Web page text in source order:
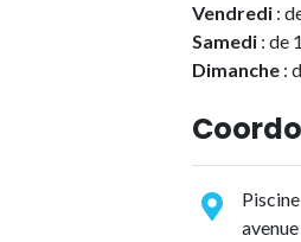
Vendredi :
Samedi : de
Dimanche :